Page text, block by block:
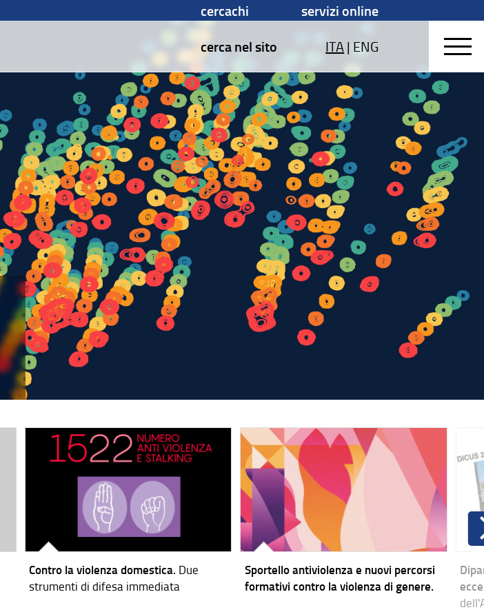
cercachi
servizi online
cerca nel sito
ITA| ENG
Contro la violenza domestica. Due
strumenti di difesa immediata
Sportello antiviolenza e nuovi percorsi
formativi contro la violenza di genere.